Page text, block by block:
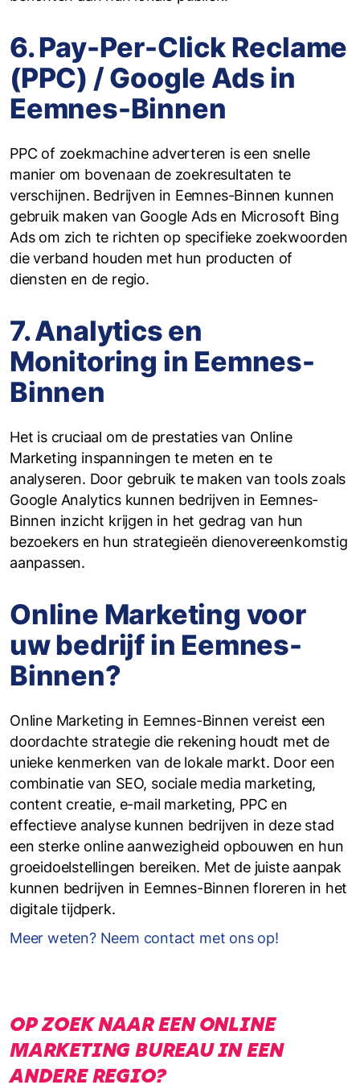
6. Pay-Per-Click Reclame
(PPC) / Google Ads in
Eemnes-Binnen
PPC of zoekmachine adverteren is een snelle
manier om bovenaan de zoekresultaten te
verschijnen. Bedrijven in Eemnes-Binnen kunnen
gebruik maken van Google Ads en Microsoft Bing
Ads om zich te richten op specifieke zoekwoorden
die verband houden met hun producten of
diensten en de regio.
7. Analytics en
Monitoring in Eemnes-
Binnen
Het is cruciaal om de prestaties van Online
Marketing inspanningen te meten en te
analyseren. Door gebruik te maken van tools zoals
Google Analytics kunnen bedrijven in Eemnes-
Binnen inzicht krijgen in het gedrag van hun
bezoekers en hun strategieën dienovereenkomstig
aanpassen.
Online Marketing voor
uw bedrijf in Eemnes-
Binnen?
Online Marketing in Eemnes-Binnen vereist een
doordachte strategie die rekening houdt met de
unieke kenmerken van de lokale markt. Door een
combinatie van SEO, sociale media marketing,
content creatie, e-mail marketing, PPC en
effectieve analyse kunnen bedrijven in deze stad
een sterke online aanwezigheid opbouwen en hun
groeidoelstellingen bereiken. Met de juiste aanpak
kunnen bedrijven in Eemnes-Binnen floreren in het
digitale tijdperk.
Meer weten? Neem contact met ons op!
OP ZOEK NAAR EEN ONLINE
MARKETING BUREAU IN EEN
ANDERE REGIO?